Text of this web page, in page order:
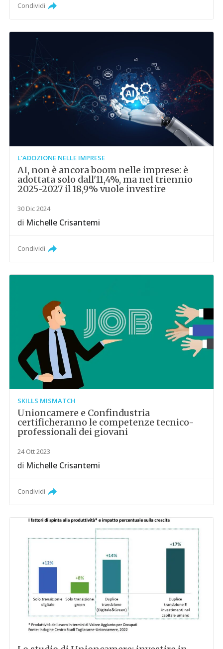
Condividi
L'ADOZIONE NELLE IMPRESE
AI, non è ancora boom nelle imprese: è
adottata solo dall'11,4%, ma nel triennio
2025-2027 il 18,9% vuole investire
30 Dic 2024
di Michelle Crisantemi
Condividi
SKILLS MISMATCH
Unioncamere e Confindustria
certificheranno le competenze tecnico-
professionali dei giovani
24 Ott 2023
di Michelle Crisantemi
Condividi